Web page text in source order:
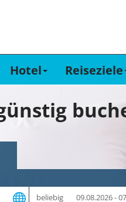
Hotel Reiseziele
Zeitraum
beliebig 09.08.2026 -